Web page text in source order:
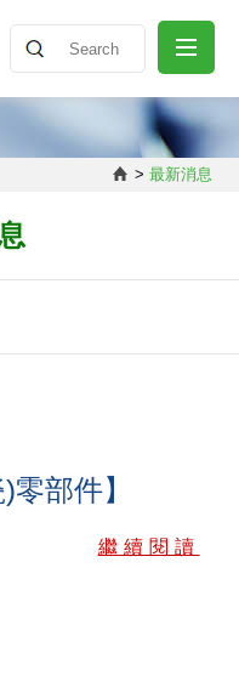
> 最新消息
零部件】
繼續閱讀